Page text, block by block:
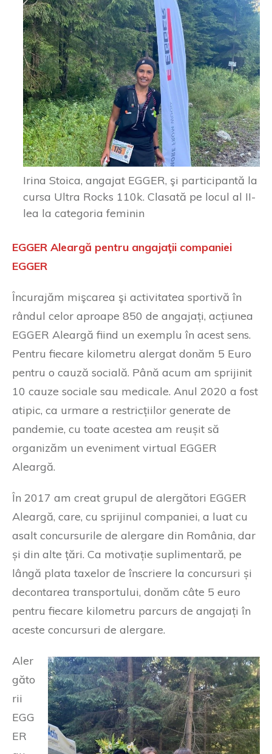
Irina Stoica, angajat EGGER, şi participantă la
cursa Ultra Rocks 110k. Clasată pe locul al II-
lea la categoria feminin
EGGER Aleargă pentru angajaţii companiei
EGGER
Încurajăm mişcarea şi activitatea sportivă în
rândul celor aproape 850 de angajați, acțiunea
EGGER Aleargă fiind un exemplu în acest sens.
Pentru fiecare kilometru alergat donăm 5 Euro
pentru o cauză socială. Până acum am sprijinit
10 cauze sociale sau medicale. Anul 2020 a fost
atipic, ca urmare a restricțiilor generate de
pandemie, cu toate acestea am reușit să
organizăm un eveniment virtual EGGER
Aleargă.
În 2017 am creat grupul de alergători EGGER
Aleargă, care, cu sprijinul companiei, a luat cu
asalt concursurile de alergare din România, dar
și din alte țări. Ca motivație suplimentară, pe
lângă plata taxelor de înscriere la concursuri și
decontarea transportului, donăm câte 5 euro
pentru fiecare kilometru parcurs de angajați în
aceste concursuri de alergare.
Aler
găto
rii
EGG
ER